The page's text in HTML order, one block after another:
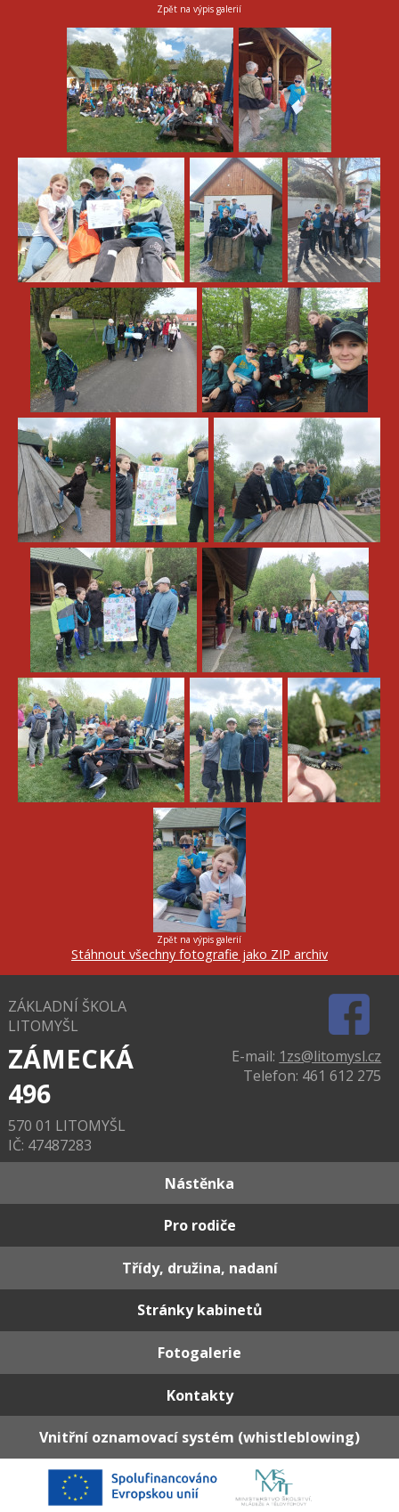
Zpět na výpis galerií
Zpět na výpis galerií
Stáhnout všechny fotografie jako ZIP archiv
ZÁKLADNÍ ŠKOLA
LITOMYŠL
ZÁMECKÁ
496
570 01 LITOMYŠL
IČ: 47487283
E-mail: 1zs@litomysl.cz
Telefon: 461 612 275
Nástěnka
Pro rodiče
Třídy, družina, nadaní
Stránky kabinetů
Fotogalerie
Kontakty
Vnitřní oznamovací systém (whistleblowing)